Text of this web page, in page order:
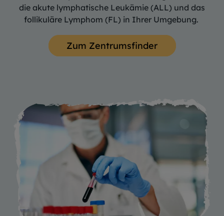
die akute lymphatische Leukämie (ALL) und das
follikuläre Lymphom (FL) in Ihrer Umgebung.
Zum Zentrumsfinder